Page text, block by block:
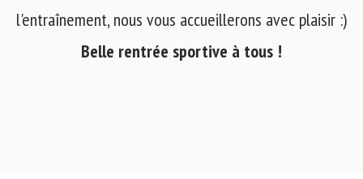
l'entraînement, nous vous accueillerons avec plaisir :)
Belle rentrée sportive à tous !